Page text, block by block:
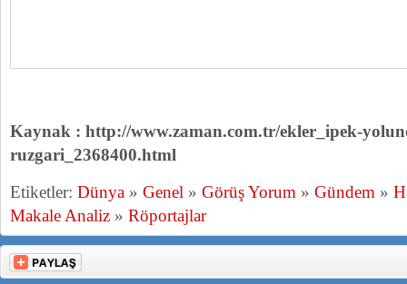
Kaynak : http://www.zaman.com.tr/ekler_ipek-
ruzgari_2368400.html
Etiketler: Dünya » Genel » Görüş Yorum » Gündem »
Makale Analiz » Röportajlar